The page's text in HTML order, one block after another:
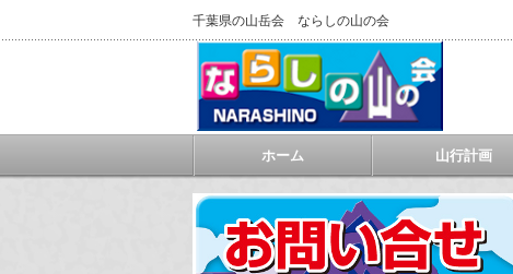
千葉県の山岳会 ならしの山の会
ホーム 山行計画